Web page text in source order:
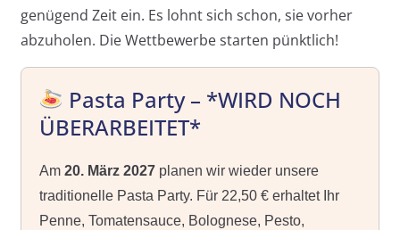
genügend Zeit ein. Es lohnt sich schon, sie vorher
abzuholen. Die Wettbewerbe starten pünktlich!
Pasta Party – *WIRD NOCH
ÜBERARBEITET*
Am 20. März 2027planen wir wieder unsere
traditionelle Pasta Party. Für 22,50 € erhaltet Ihr
Penne, Tomatensauce, Bolognese, Pesto,